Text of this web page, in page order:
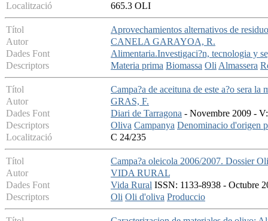
Localització
665.3 OLI
Títol
Aprovechamientos alternativos de
Autor
CANELA GARAYOA, R.
Dades Font
Alimentaria.Investigaci?n, tecnologia y
Descriptors
Materia prima Biomassa OliAlmassera
Títol
Campa?a de aceituna de este a?o sera
Autor
GRAS, F.
Dades Font
Diari de Tarragona - Novembre 2009 -
Descriptors
Oliva Campanya Denominacio d'origen
Localització
C 24/235
Títol
Campa?a oleicola 2006/2007. Dossier
Autor
VIDA RURAL
Dades Font
Vida Rural ISSN: 1133-8938 - Octubre
Descriptors
Oli Oli d'oliva Produccio